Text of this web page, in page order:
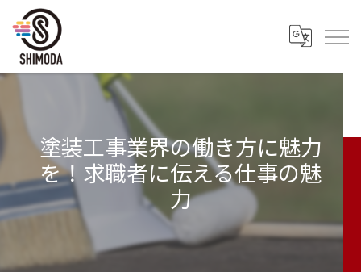
塗装工事業界の働き方に魅力
を！求職者に伝える仕事の魅
力